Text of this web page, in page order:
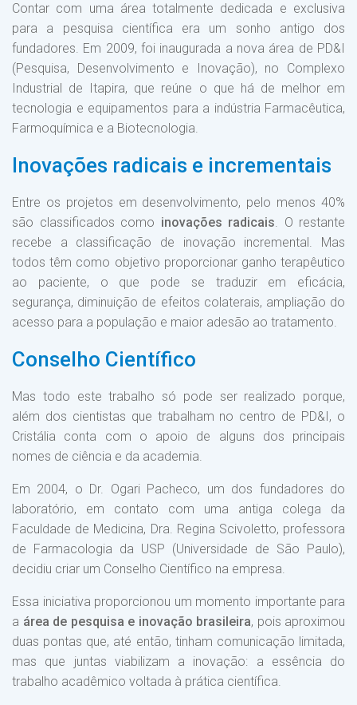
Contar com uma área totalmente dedicada e exclusiva
para a pesquisa científica era um sonho antigo dos
fundadores. Em 2009, foi inaugurada a nova área de PD&I
(Pesquisa, Desenvolvimento e Inovação), no Complexo
Industrial de Itapira, que reúne o que há de melhor em
tecnologia e equipamentos para a indústria Farmacêutica,
Farmoquímica e a Biotecnologia.
Inovações radicais e incrementais
Entre os projetos em desenvolvimento, pelo menos 40%
são classificados como inovações radicais. O restante
recebe a classificação de inovação incremental. Mas
todos têm como objetivo proporcionar ganho terapêutico
ao paciente, o que pode se traduzir em eficácia,
segurança, diminuição de efeitos colaterais, ampliação do
acesso para a população e maior adesão ao tratamento.
Conselho Científico
Mas todo este trabalho só pode ser realizado porque,
além dos cientistas que trabalham no centro de PD&I, o
Cristália conta com o apoio de alguns dos principais
nomes de ciência e da academia.
Em 2004, o Dr. Ogari Pacheco, um dos fundadores do
laboratório, em contato com uma antiga colega da
Faculdade de Medicina, Dra. Regina Scivoletto, professora
de Farmacologia da USP (Universidade de São Paulo),
decidiu criar um Conselho Científico na empresa.
Essa iniciativa proporcionou um momento importante para
a área de pesquisa e inovação brasileira, pois aproximou
duas pontas que, até então, tinham comunicação limitada,
mas que juntas viabilizam a inovação: a essência do
trabalho acadêmico voltada à prática científica.